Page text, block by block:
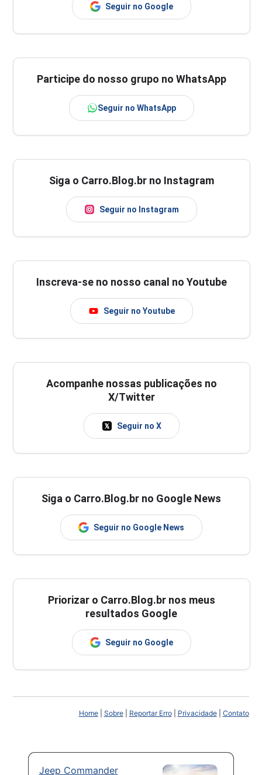
Seguir no Google
Participe do nosso grupo no WhatsApp
Seguir no WhatsApp
Siga o Carro.Blog.br no Instagram
Seguir no Instagram
Inscreva-se no nosso canal no Youtube
Seguir no Youtube
Acompanhe nossas publicações no
X/Twitter
Seguir no X
Siga o Carro.Blog.br no Google News
Seguir no Google News
Priorizar o Carro.Blog.br nos meus
resultados Google
Seguir no Google
Home| Sobre| Reportar Erro| Privacidade| Contato
Jeep Commander